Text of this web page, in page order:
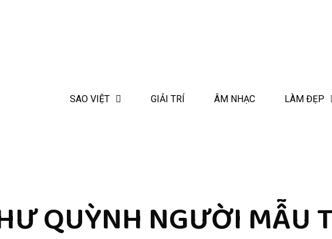
SAO VIỆT GIẢI TRÍ ÂM NHẠC LÀM ĐẸP
QUỲNH NGƯỜI MẪU